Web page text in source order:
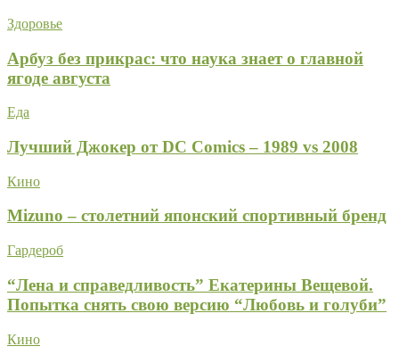
Здоровье
Арбуз без прикрас: что наука знает о главной
ягоде августа
Еда
Лучший Джокер от DC Comics – 1989 vs 2008
Кино
Mizuno – столетний японский спортивный бренд
Гардероб
“Лена и справедливость” Екатерины Вещевой.
Попытка снять свою версию “Любовь и голуби”
Кино